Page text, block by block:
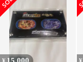
ラルドン